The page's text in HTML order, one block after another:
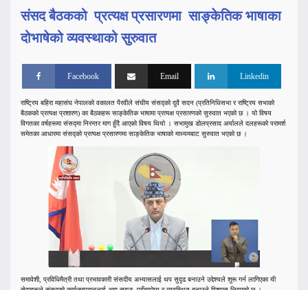
संसद बैठकको प्रत्यक्ष प्रसारणमा साङ्केतिक भाषाका
दोभाषेको व्यवस्थाको सुरुवात
Facebook Email Linkedin
राष्ट्रिय बहिरा महासंघ नेपालको वकालत पैरवीले संघीय संसद्को दुवै सदन (प्रतिनिधिसभा र राष्ट्रिय सभाको
बैठकको प्रत्यक्ष प्रशारण) का बैठकहरू साङ्केतिक भाषामा प्रत्यक्ष प्रसारणको सुरुवात भएको छ । यो विषय
विगतका वर्षहरूमा संसद्‍मा निरन्तर माग हुँदै आएको विषय थियो । सभामुख डोलप्रसाद अर्यालले दलहरूको परामर्श
समेतका आधारमा संसद्को प्रत्यक्ष प्रसारणमा साङ्केतिक भाषाको माध्यमबाट सुरुवात भएको छ ।
समावेशी, प्रविधिमैत्री तथा प्रभावकारी संसदीय अभ्यासलाई थप सुदृढ बनाउने उद्देश्यले शुरू गर्न लागिएका यी